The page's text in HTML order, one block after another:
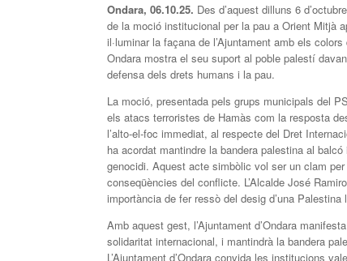
Ondara, 06.10.25. Des d’aquest dilluns 6
de la moció institucional per la pau a Orient Mitjà
il·luminar la façana de l’Ajuntament amb els
Ondara mostra el seu suport al poble palestí
defensa dels drets humans i la pau.
La moció, presentada pels grups municipals del
els atacs terroristes de Hamàs com la resposta
l’alto-el-foc immediat, al respecte del Dret
ha acordat mantindre la bandera palestina al
genocidi. Aquest acte simbòlic vol ser un clam
conseqüències del conflicte. L’Alcalde José
importància de fer ressò del desig d’una
Amb aquest gest, l’Ajuntament d’Ondara
solidaritat internacional, i mantindrà la bandera
L’Ajuntament d’Ondara convida les institucions